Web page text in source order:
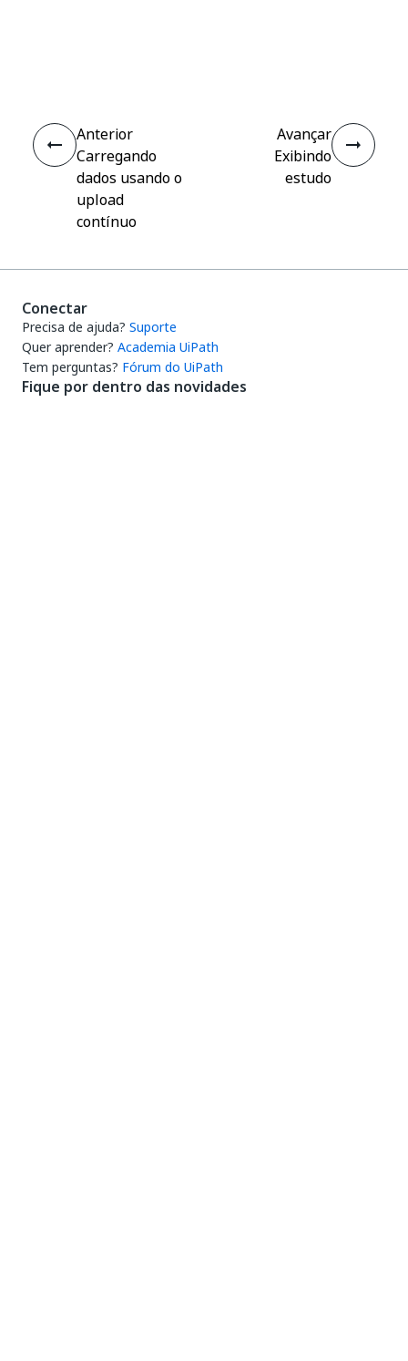
Anterior
Carregando
dados usando o
upload
contínuo
Avançar
Exibindo
estudo
Conectar
Precisa de ajuda? Suporte
Quer aprender? Academia UiPath
Tem perguntas? Fórum do UiPath
Fique por dentro das novidades